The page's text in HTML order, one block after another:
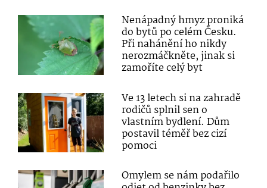
Nenápadný hmyz proniká
do bytů po celém Česku.
Při nahánění ho nikdy
nerozmáčkněte, jinak si
zamoříte celý byt
Ve 13 letech si na zahradě
rodičů splnil sen o
vlastním bydlení. Dům
postavil téměř bez cizí
pomoci
Omylem se nám podařilo